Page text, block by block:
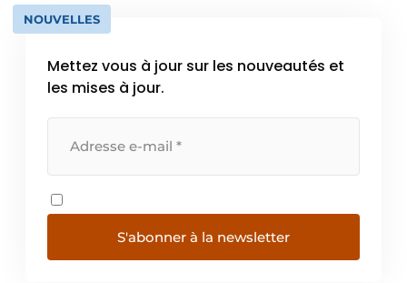
NOUVELLES
Mettez vous à jour sur les nouveautés et
les mises à jour.
S'abonner à la newsletter